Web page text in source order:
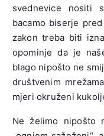
svednevice nositi
bacamo biserje
zakon treba biti
opominje da je
blago nipošto ne
društvenim
mjeri okruženi
Ne želimo